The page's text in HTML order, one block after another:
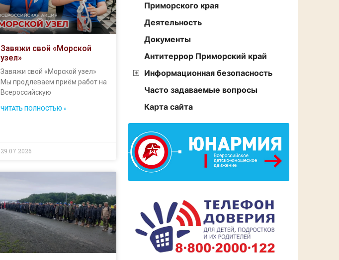
Завяжи свой «Морской
узел»
Завяжи свой «Морской узел»
Мы продлеваем приём работ на
Всероссийскую
ЧИТАТЬ ПОЛНОСТЬЮ »
29.07.2026
Приморского края
Деятельность
Документы
Антитеррор Приморский край
Информационная безопасность
Часто задаваемые вопросы
Карта сайта